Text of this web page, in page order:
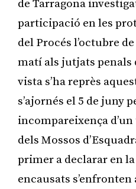
de Tarragona
participació en les
del Procés l’octubre
matí als jutjats penals
vista s’ha reprès
s’ajornés el 5 de juny
incompareixença
dels Mossos
primer a declarar en la
encausats s’enfronten